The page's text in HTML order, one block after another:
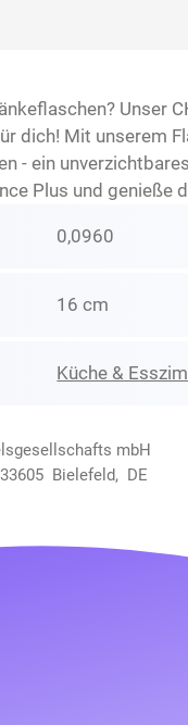
Unser
dich! Mit unserem
- ein
Plus und
0,0960
16 cm
Küche &
mbH
Bielefeld, DE